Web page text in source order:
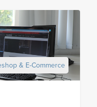
& E-Commerce